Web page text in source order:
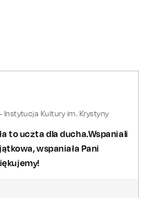
przypominają, dlaczego
udowadnia, że te
wyobraźnię.
Operetki” – jednemu
i nieśmiertelne melodie.
Kultury im. Krystyny
to uczta dla ducha.Wspaniali
wspaniała Pani